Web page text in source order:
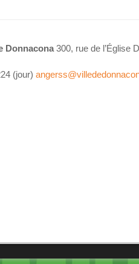
Donnacona 300, rue de l’Église
(jour)